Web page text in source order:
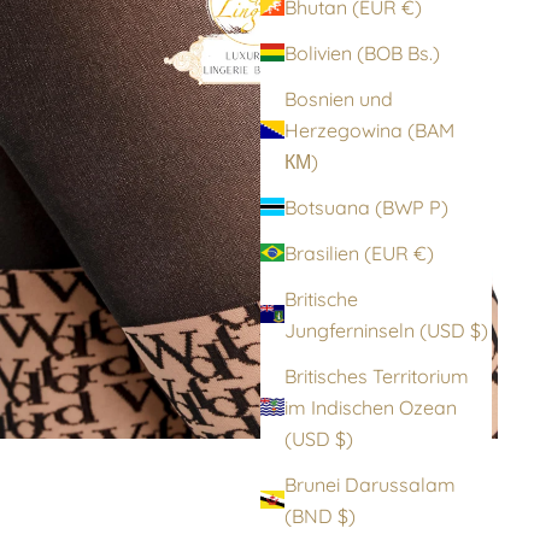
Bhutan (EUR €)
Bolivien (BOB Bs.)
Bosnien und
Herzegowina (BAM
КМ)
Botsuana (BWP P)
Brasilien (EUR €)
Britische
Jungferninseln (USD $)
Britisches Territorium
im Indischen Ozean
(USD $)
Brunei Darussalam
(BND $)